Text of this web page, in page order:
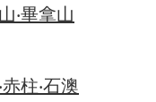
‧畢拿山
柱‧石澳